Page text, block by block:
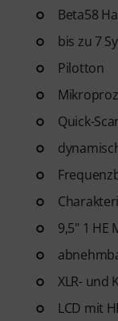
Beta58
bis zu 7
Pilotton
Quick-
9,5" 1 HE
XLR- und
LCD mit